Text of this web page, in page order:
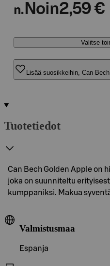
n. Noin2,59 €
Valitse
Lisää suosikkeihin, Can
Tuotetiedot
Can Bech Golden Apple on
joka on suunniteltu
kumppaniksi. Makua
Valmistusmaa
Espanja